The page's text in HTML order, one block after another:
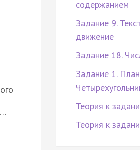
содержанием
Задание 9.
движение
Задание 18.
Задание 1.
Теория к
Теория к